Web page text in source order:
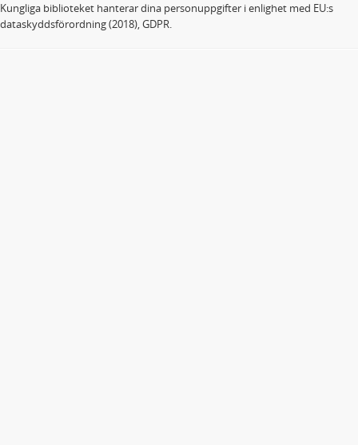
Kungliga biblioteket hanterar dina personuppgifter i enlighet med EU:s
dataskyddsförordning (2018), GDPR.